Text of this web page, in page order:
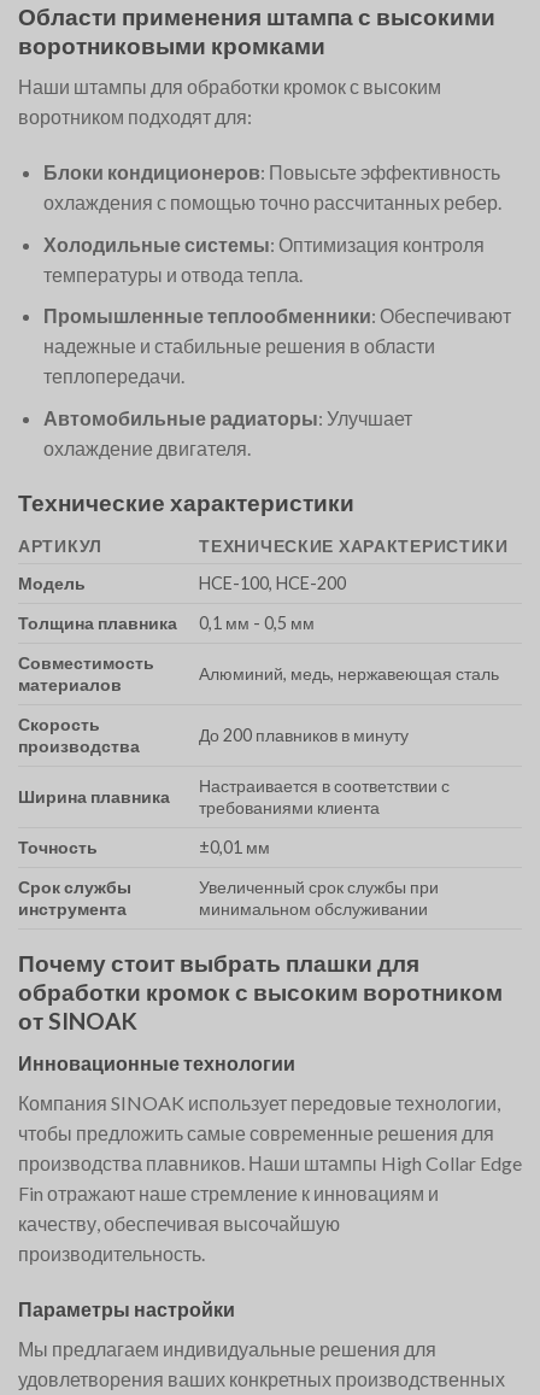
Области применения штампа с высокими
воротниковыми кромками
Наши штампы для обработки кромок с высоким
воротником подходят для:
Блоки кондиционеров: Повысьте эффективность
охлаждения с помощью точно рассчитанных ребер.
Холодильные системы: Оптимизация контроля
температуры и отвода тепла.
Промышленные теплообменники: Обеспечивают
надежные и стабильные решения в области
теплопередачи.
Автомобильные радиаторы: Улучшает
охлаждение двигателя.
Технические характеристики
АРТИКУЛ
ТЕХНИЧЕСКИЕ ХАРАКТЕРИСТИКИ
Модель
HCE-100, HCE-200
Толщина плавника
0,1 мм - 0,5 мм
Совместимость
материалов
Алюминий, медь, нержавеющая сталь
Скорость
производства
До 200 плавников в минуту
Ширина плавника
Настраивается в соответствии с
требованиями клиента
Точность
±0,01 мм
Срок службы
инструмента
Увеличенный срок службы при
минимальном обслуживании
Почему стоит выбрать плашки для
обработки кромок с высоким воротником
от SINOAK
Инновационные технологии
Компания SINOAK использует передовые технологии,
чтобы предложить самые современные решения для
производства плавников. Наши штампы High Collar Edge
Fin отражают наше стремление к инновациям и
качеству, обеспечивая высочайшую
производительность.
Параметры настройки
Мы предлагаем индивидуальные решения для
удовлетворения ваших конкретных производственных